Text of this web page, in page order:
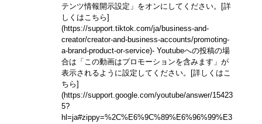
テンツ情報開示設定」をオンにしてください。
[詳
しくはこちら]
(https://support.tiktok.com/ja/business-and-
creator/creator-and-business-accounts/promoting-
a-brand-product-or-service)- Youtubeへの投稿の場
合は「この動画はプロモーションを含みます」が
表示されるように設定してください。
[詳しくはこ
ちら]
(https://support.google.com/youtube/answer/15423
5?
hl=ja#zippy=%2C%E6%9C%89%E6%96%99%E3